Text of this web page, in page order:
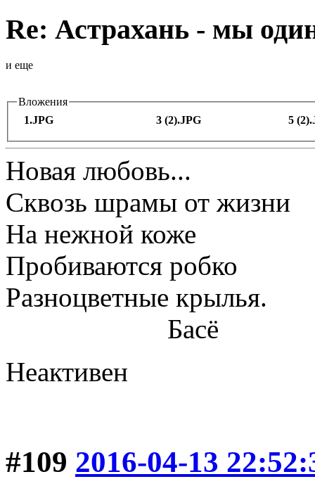
Re: Астрахань - мы
и еще
Вложения
1.JPG
3 (2).JPG 5
Новая любовь...
Сквозь шрамы от жизни
На нежной коже
Пробиваются робко
Разноцветные крылья.
Басё
Неактивен
#109 2016-04-13